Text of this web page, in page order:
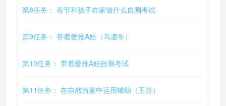
第8任务： 春节和孩子在家做什么自测考试
第9任务： 带着爱推A娃（马凌冬）
第10任务： 带着爱推A娃自测考试
第11任务： 在自然情景中运用辅助（王芬）